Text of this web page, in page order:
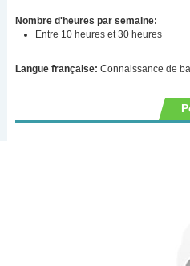
Nombre d'heures par semaine:
Entre 10 heures et 30 heures
Langue française: Connaissance de